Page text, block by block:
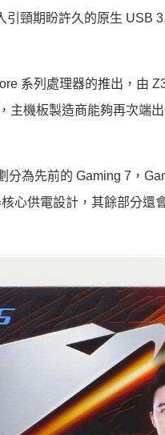
頸期盼許久的原生 USB
系列處理器的推出，由
主機板製造商能夠再次端
為先前的 Gaming 7，
心供電設計，其餘部分還